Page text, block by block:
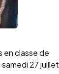
en classe de
27 juillet